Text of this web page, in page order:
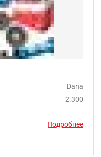
Dana
2.300
Подробнее